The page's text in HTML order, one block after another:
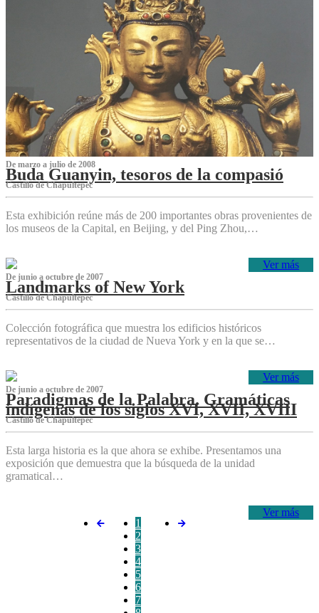
De marzo a julio de 2008
Buda Guanyin, tesoros de la compasió
Castillo de Chapultepec
Esta exhibición reúne más de 200 importantes obras provenientes de
los museos de la Capital, en Beijing, y del Ping Zhou,…
Ver más
De junio a octubre de 2007
Landmarks of New York
Castillo de Chapultepec
Colección fotográfica que muestra los edificios históricos
representativos de la ciudad de Nueva York y en la que se…
Ver más
De junio a octubre de 2007
Paradigmas de la Palabra. Gramáticas
indígenas de los siglos XVI, XVII, XVIII
Castillo de Chapultepec
Esta larga historia es la que ahora se exhibe. Presentamos una
exposición que demuestra que la búsqueda de la unidad
gramatical…
Ver más
1
2
3
4
5
6
7